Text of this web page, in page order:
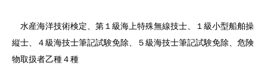
水産海洋技術検定、第１級海上特殊無線技士、１級小型船舶操
縦士、４級海技士筆記試験免除、５級海技士筆記試験免除、危険
物取扱者乙種４種